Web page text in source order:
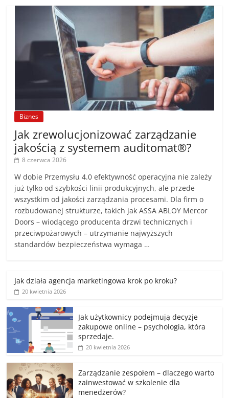
Biznes
Jak zrewolucjonizować zarządzanie
jakością z systemem auditomat®?
8 czerwca 2026
W dobie Przemysłu 4.0 efektywność operacyjna nie zależy
już tylko od szybkości linii produkcyjnych, ale przede
wszystkim od jakości zarządzania procesami. Dla firm o
rozbudowanej strukturze, takich jak ASSA ABLOY Mercor
Doors – wiodącego producenta drzwi technicznych i
przeciwpożarowych – utrzymanie najwyższych
standardów bezpieczeństwa wymaga …
Jak działa agencja marketingowa krok po kroku?
20 kwietnia 2026
Jak użytkownicy podejmują decyzje
zakupowe online – psychologia, która
sprzedaje.
20 kwietnia 2026
Zarządzanie zespołem – dlaczego warto
zainwestować w szkolenie dla
menedżerów?